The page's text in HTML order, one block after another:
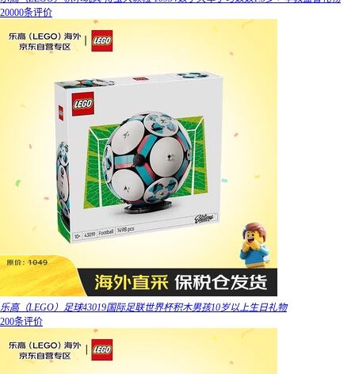
20000条评价
乐高（LEGO）足球43019国际足联世界杯积木男孩10岁以上生日礼物
200条评价